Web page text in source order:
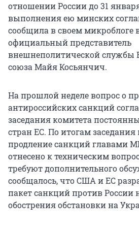
отношении России до 31
выполнения ею минских
сообщила в своем микроблоге
официальный представитель
внешнеполитической службы
союза Майя Косьянчич.
На прошлой неделе вопрос о
антироссийских санкций
заседания комитета
стран ЕС. По итогам заседания
продление санкций главами
отнесено к техническим
требуют дополнительного
сообщалось, что США и ЕС
пакет санкций против России
обострения обстановки на